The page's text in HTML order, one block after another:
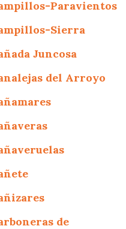
Paravientos
Sierra
Juncosa
del Arroyo
de